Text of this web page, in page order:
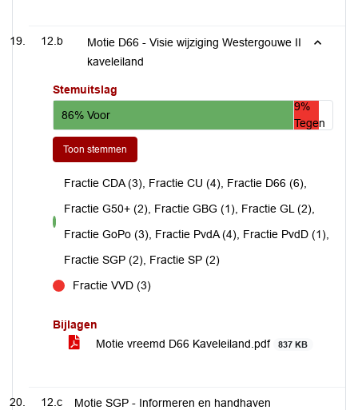
12.b
Motie D66 - Visie wijziging Westergouwe II
kaveleiland
Stemuitslag
86% Voor
9%
Tegen
Toon stemmen
voor
Fractie CDA (3), Fractie CU (4), Fractie D66 (6),
Fractie G50+ (2), Fractie GBG (1), Fractie GL (2),
Fractie GoPo (3), Fractie PvdA (4), Fractie PvdD (1),
Fractie SGP (2), Fractie SP (2)
Fractie VVD (3)
Bijlagen
Motie vreemd D66 Kaveleiland.pdf
837 KB
12.c
Motie SGP - Informeren en handhaven